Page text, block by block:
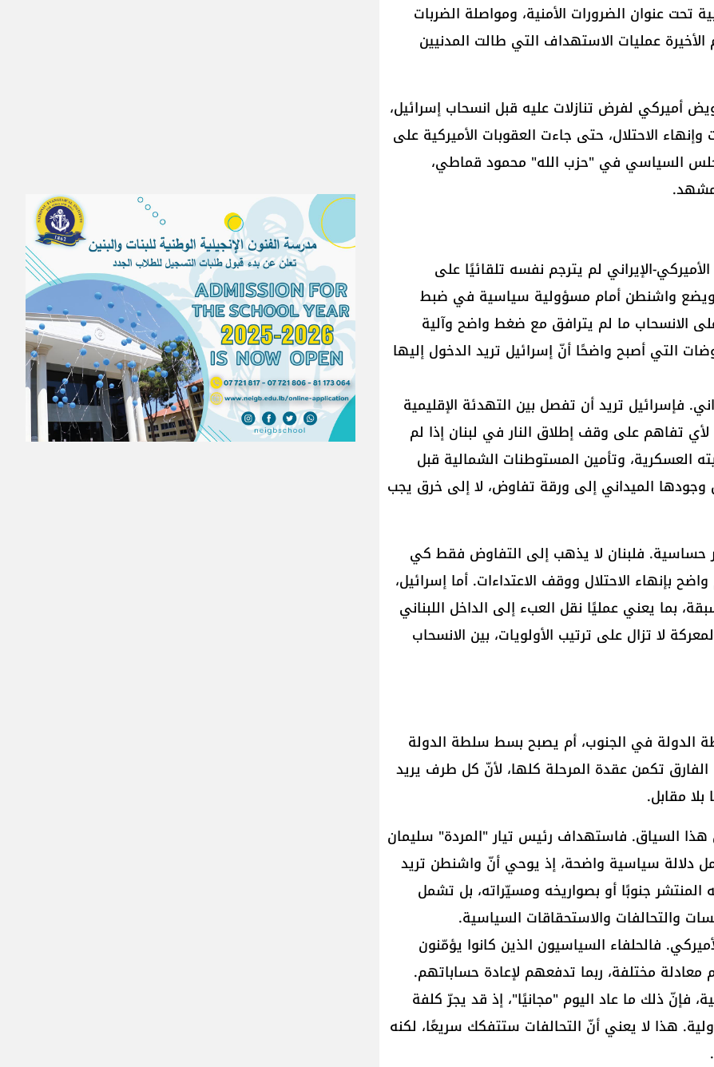
تحت عنوان الضرورات الأمنية، ومواصلة الضربات
عمليات الاستهداف التي طالت المدنيين
أميركي لفرض تنازلات عليه قبل انسحاب إسرائيل،
الاحتلال، حتى جاءت ​العقوبات الأميركية​ على
السياسي في "حزب الله" ​محمود قماطي​،
الإيراني لم يترجم نفسه تلقائيًا على
ويضع واشنطن أمام مسؤولية سياسية في ضبط
على الانسحاب ما لم يترافق مع ضغط واضح وآلية
التي أصبح واضحًا أنّ إسرائيل تريد الدخول إليها
فإسرائيل تريد أن تفصل بين التهدئة الإقليمية
لأي تفاهم على وقف إطلاق النار في لبنان إذا لم
العسكرية، وتأمين المستوطنات الشمالية قبل
الميداني إلى ورقة تفاوض، لا إلى خرق يجب
حساسية. فلبنان لا يذهب إلى التفاوض فقط كي
بإنهاء الاحتلال ووقف الاعتداءات. أما إسرائيل،
بما يعني عمليًا نقل العبء إلى الداخل اللبناني
لا تزال على ترتيب الأولويات، بين الانسحاب
الدولة في الجنوب، أم يصبح بسط سلطة الدولة
تكمن عقدة المرحلة كلها، لأنّ كل طرف يريد
مقابل.
هذا السياق. فاستهداف رئيس تيار "المردة" سليمان
دلالة سياسية واضحة، إذ يوحي أنّ واشنطن تريد
جنوبًا أو بصواريخه ومسيّراته، بل تشمل
والتحالفات والاستحقاقات السياسية.
فالحلفاء السياسيون الذين كانوا يؤمّنون
مختلفة، ربما تدفعهم لإعادة حساباتهم.
فإنّ ذلك ما عاد اليوم "مجانيًا"، إذ قد يجرّ كلفة
هذا لا يعني أنّ التحالفات ستتفكك سريعًا، لكنه